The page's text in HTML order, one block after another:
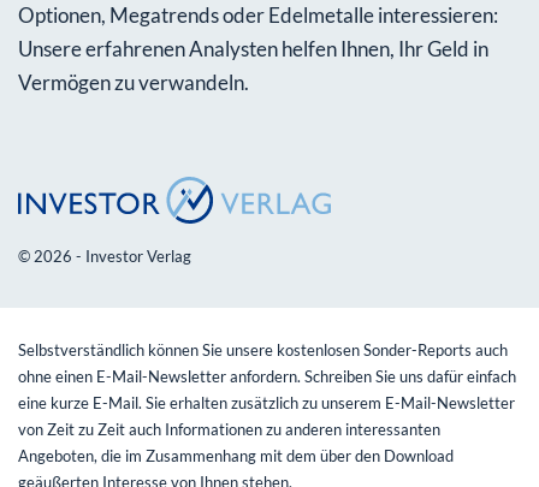
Optionen, Megatrends oder Edelmetalle interessieren:
Unsere erfahrenen Analysten helfen Ihnen, Ihr Geld in
Vermögen zu verwandeln.
© 2026 - Investor Verlag
Selbstverständlich können Sie unsere kostenlosen Sonder-Reports auch
ohne einen E-Mail-Newsletter anfordern. Schreiben Sie uns dafür einfach
eine kurze E-Mail. Sie erhalten zusätzlich zu unserem E-Mail-Newsletter
von Zeit zu Zeit auch Informationen zu anderen interessanten
Angeboten, die im Zusammenhang mit dem über den Download
geäußerten Interesse von Ihnen stehen.